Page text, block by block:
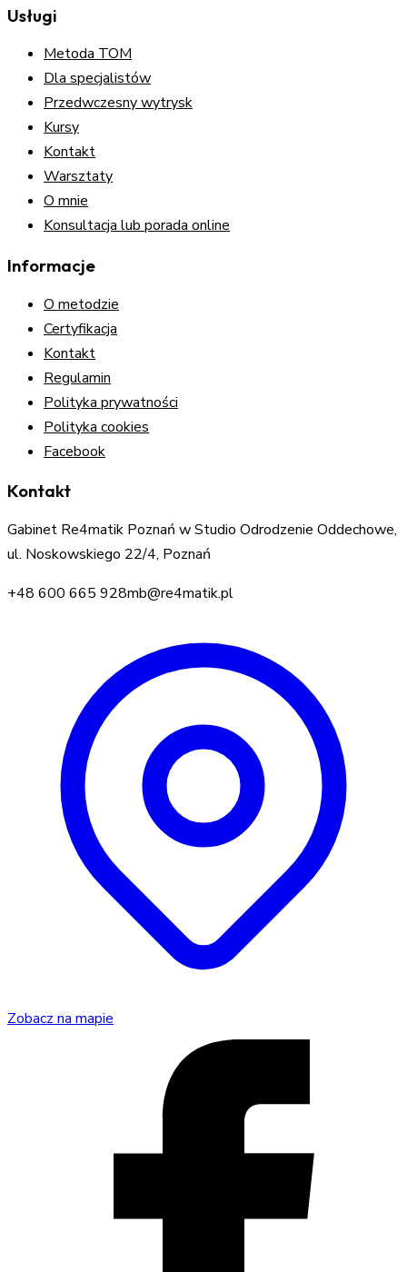
Usługi
Metoda TOM
Dla specjalistów
Przedwczesny wytrysk
Kursy
Kontakt
Warsztaty
O mnie
Konsultacja lub porada online
Informacje
O metodzie
Certyfikacja
Kontakt
Regulamin
Polityka prywatności
Polityka cookies
Facebook
Kontakt
Gabinet Re4matik Poznań w Studio Odrodzenie Oddechowe,
ul. Noskowskiego 22/4, Poznań
+48 600 665 928mb@re4matik.pl
Zobacz na mapie